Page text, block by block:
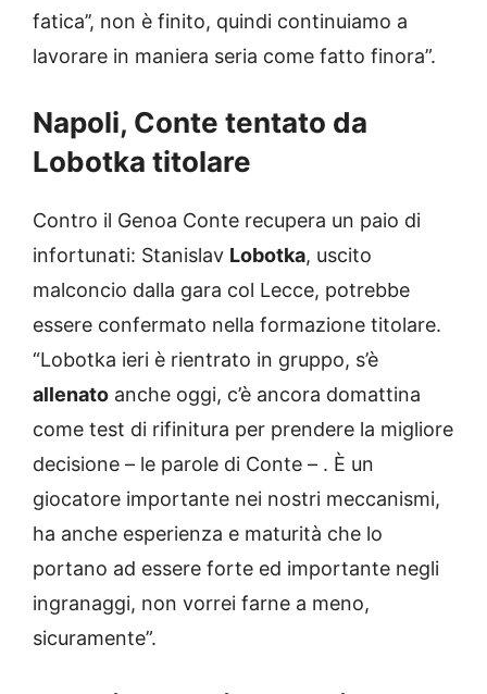
fatica’’, non è finito, quindi continuiamo a
lavorare in maniera seria come fatto finora”.
Napoli, Conte tentato da
Lobotka titolare
Contro il Genoa Conte recupera un paio di
infortunati: Stanislav Lobotka, uscito
malconcio dalla gara col Lecce, potrebbe
essere confermato nella formazione titolare.
“Lobotka ieri è rientrato in gruppo, s’è
allenato anche oggi, c’è ancora domattina
come test di rifinitura per prendere la migliore
decisione – le parole di Conte – . È un
giocatore importante nei nostri meccanismi,
ha anche esperienza e maturità che lo
portano ad essere forte ed importante negli
ingranaggi, non vorrei farne a meno,
sicuramente”.